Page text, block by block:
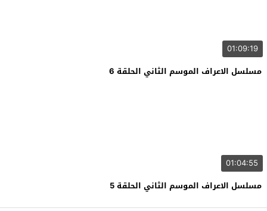
01:09:19
مسلسل الاعراف الموسم الثاني الحلقة 6
01:04:55
مسلسل الاعراف الموسم الثاني الحلقة 5